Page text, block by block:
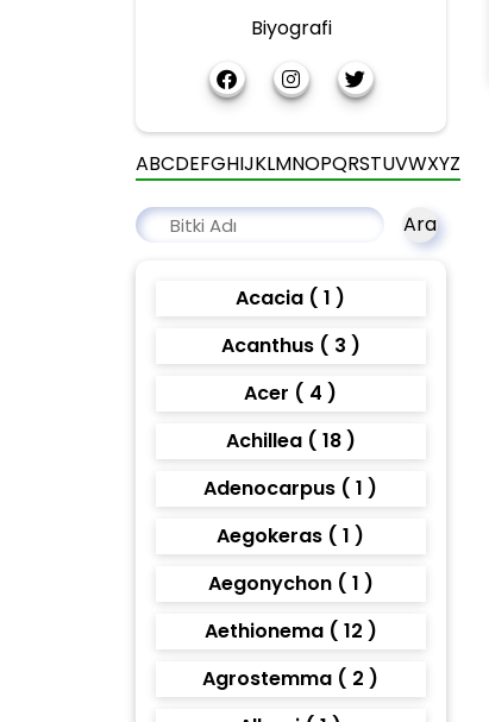
Biyografi
ABCDEFGHIJKLMNOPQRSTUVWXYZ
Ara
Acacia ( 1 )
Acanthus ( 3 )
Acer ( 4 )
Achillea ( 18 )
Adenocarpus ( 1 )
Aegokeras ( 1 )
Aegonychon ( 1 )
Aethionema ( 12 )
Agrostemma ( 2 )